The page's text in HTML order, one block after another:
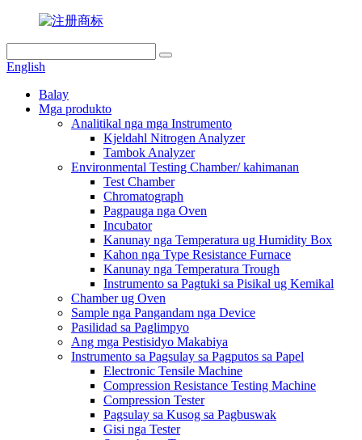
English
Balay
Mga produkto
Analitikal nga mga Instrumento
Kjeldahl Nitrogen Analyzer
Tambok Analyzer
Environmental Testing Chamber/ kahimanan
Test Chamber
Chromatograph
Pagpauga nga Oven
Incubator
Kanunay nga Temperatura ug Humidity Box
Kahon nga Type Resistance Furnace
Kanunay nga Temperatura Trough
Instrumento sa Pagtuki sa Pisikal ug Kemikal
Chamber ug Oven
Sample nga Pangandam nga Device
Pasilidad sa Paglimpyo
Ang mga Pestisidyo Makabiya
Instrumento sa Pagsulay sa Pagputos sa Papel
Electronic Tensile Machine
Compression Resistance Testing Machine
Compression Tester
Pagsulay sa Kusog sa Pagbuswak
Gisi nga Tester